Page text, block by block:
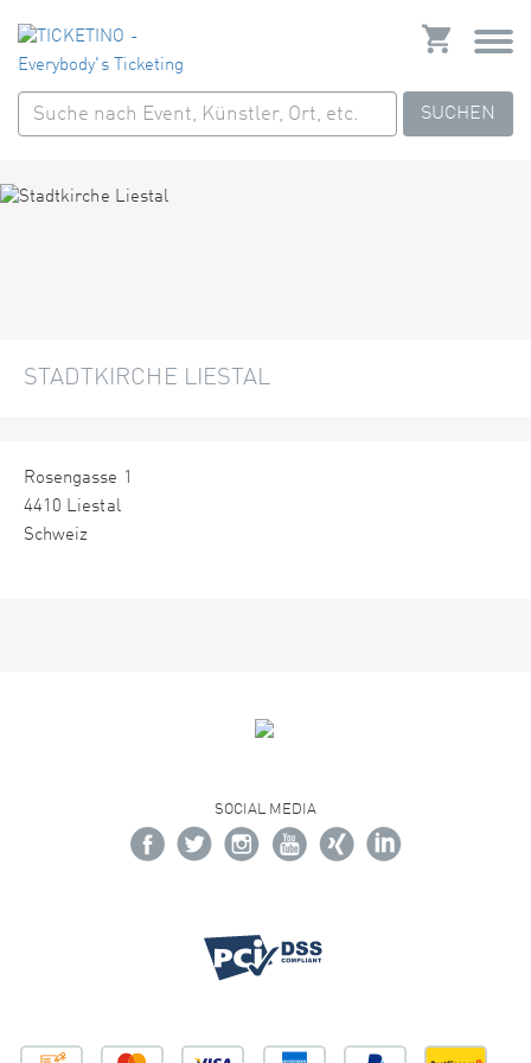
SUCHEN
STADTKIRCHE LIESTAL
Rosengasse 1
4410 Liestal
Schweiz
SOCIAL MEDIA